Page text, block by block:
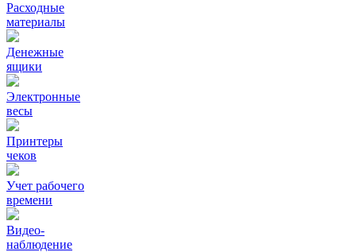
Расходные
материалы
Денежные
ящики
Электронные
весы
Принтеры
чеков
Учет рабочего
времени
Видео‑
наблюдение